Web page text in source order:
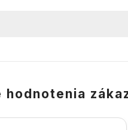
hodnotenia